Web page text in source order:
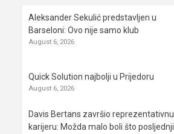
Aleksander Sekulić predstavljen u
Barseloni: Ovo nije samo klub
August 6, 2026
Quick Solution najbolji u Prijedoru
August 6, 2026
Davis Bertans završio reprezentativnu
karijeru: Možda malo boli što posljednji